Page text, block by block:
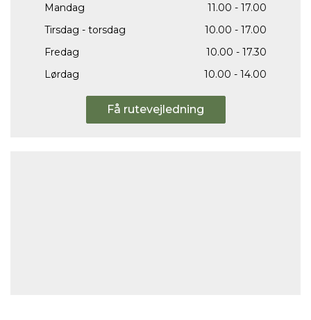
Mandag
11.00 - 17.00
Tirsdag - torsdag
10.00 - 17.00
Fredag
10.00 - 17.30
Lørdag
10.00 - 14.00
Få rutevejledning